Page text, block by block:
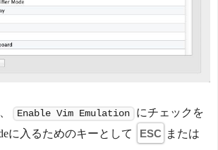
Enable Vim Emulation
にチェックを
に入るためのキーとして
ESC または